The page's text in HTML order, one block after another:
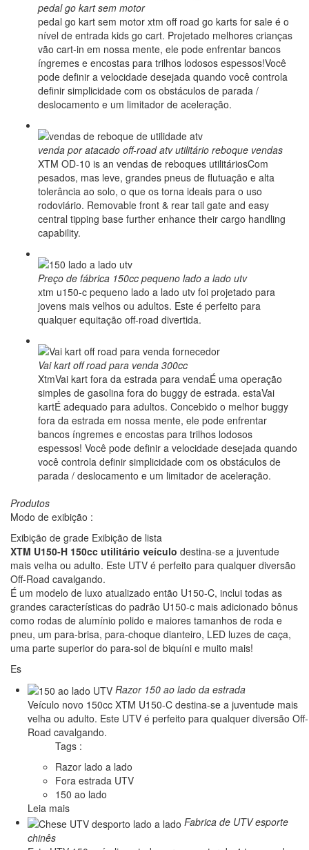
pedal go kart sem motor
pedal go kart sem motor xtm off road go karts for sale é o
nível de entrada kids go cart. Projetado melhores crianças
vão cart-in em nossa mente, ele pode enfrentar bancos
íngremes e encostas para trilhos lodosos espessos!Você
pode definir a velocidade desejada quando você controla
definir simplicidade com os obstáculos de parada /
deslocamento e um limitador de aceleração.
venda por atacado off-road atv utilitário reboque vendas
XTM OD-10 is an vendas de reboques utilitáriosCom
pesados, mas leve, grandes pneus de flutuação e alta
tolerância ao solo, o que os torna ideais para o uso
rodoviário. Removable front & rear tail gate and easy
central tipping base further enhance their cargo handling
capability.
Preço de fábrica 150cc pequeno lado a lado utv
xtm u150-c pequeno lado a lado utv foi projetado para
jovens mais velhos ou adultos. Este é perfeito para
qualquer equitação off-road divertida.
Vai kart off road para venda 300cc
XtmVai kart fora da estrada para vendaÉ uma operação
simples de gasolina fora do buggy de estrada. estaVai
kartÉ adequado para adultos. Concebido o melhor buggy
fora da estrada em nossa mente, ele pode enfrentar
bancos íngremes e encostas para trilhos lodosos
espessos! Você pode definir a velocidade desejada quando
você controla definir simplicidade com os obstáculos de
parada / deslocamento e um limitador de aceleração.
Produtos
Modo de exibição :
Exibição de grade Exibição de lista
XTM U150-H 150cc utilitário veículo destina-se a juventude
mais velha ou adulto. Este UTV é perfeito para qualquer diversão
Off-Road cavalgando.
É um modelo de luxo atualizado então U150-C, inclui todas as
grandes características do padrão U150-c mais adicionado bônus
como rodas de alumínio polido e maiores tamanhos de roda e
pneu, um para-brisa, para-choque dianteiro, LED luzes de caça,
uma parte superior do para-sol de biquíni e muito mais!
Es
Razor 150 ao lado da estrada
Veículo novo 150cc XTM U150-C destina-se a juventude mais
velha ou adulto. Este UTV é perfeito para qualquer diversão Off-
Road cavalgando.
Tags :
Razor lado a lado
Fora estrada UTV
150 ao lado
Leia mais
Fabrica de UTV esporte
chinês